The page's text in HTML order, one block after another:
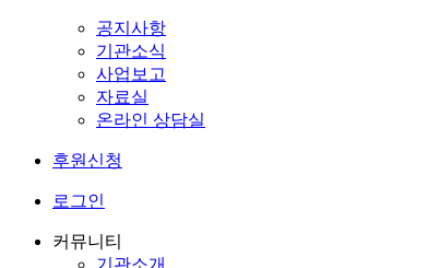
공지사항
기관소식
사업보고
자료실
온라인 상담실
후원신청
로그인
커뮤니티
기관소개